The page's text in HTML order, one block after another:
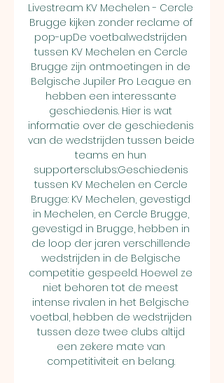
Livestream KV Mechelen - Cercle
Brugge kijken zonder reclame of
pop-upDe voetbalwedstrijden
tussen KV Mechelen en Cercle
Brugge zijn ontmoetingen in de
Belgische Jupiler Pro League en
hebben een interessante
geschiedenis. Hier is wat
informatie over de geschiedenis
van de wedstrijden tussen beide
teams en hun
supportersclubs:Geschiedenis
tussen KV Mechelen en Cercle
Brugge: KV Mechelen, gevestigd
in Mechelen, en Cercle Brugge,
gevestigd in Brugge, hebben in
de loop der jaren verschillende
wedstrijden in de Belgische
competitie gespeeld. Hoewel ze
niet behoren tot de meest
intense rivalen in het Belgische
voetbal, hebben de wedstrijden
tussen deze twee clubs altijd
een zekere mate van
competitiviteit en belang.